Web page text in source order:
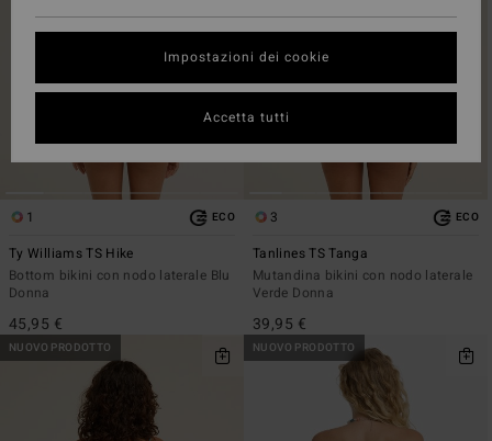
ricerca
1 ECO
Ty Williams TS Hike
Bottom bikini con nodo laterale Blu
Donna
45,95 €
3 ECO
Tanlines TS Tanga
Mutandina bikini con nodo laterale
Verde Donna
39,95 €
NUOVO PRODOTTO NUOVO PRODOTTO
Impostazioni dei cookie
Accetta tutti